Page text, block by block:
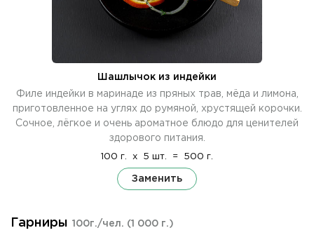
Шашлычок из индейки
Филе индейки в маринаде из пряных трав, мёда и лимона,
приготовленное на углях до румяной, хрустящей корочки.
Сочное, лёгкое и очень ароматное блюдо для ценителей
здорового питания.
100 г. x 5 шт. = 500 г.
Заменить
Гарниры 100г./чел. (1 000 г.)